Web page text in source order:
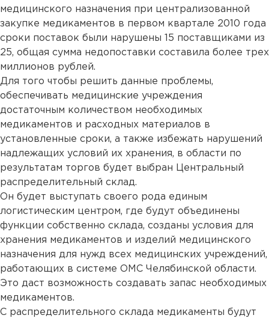
медицинского назначения при централизованной
закупке медикаментов в первом квартале 2010 года
сроки поставок были нарушены 15 поставщиками из
25, общая сумма недопоставки составила более трех
миллионов рублей.
Для того чтобы решить данные проблемы,
обеспечивать медицинские учреждения
достаточным количеством необходимых
медикаментов и расходных материалов в
установленные сроки, а также избежать нарушений
надлежащих условий их хранения, в области по
результатам торгов будет выбран Центральный
распределительный склад.
Он будет выступать своего рода единым
логистическим центром, где будут объединены
функции собственно склада, созданы условия для
хранения медикаментов и изделий медицинского
назначения для нужд всех медицинских учреждений,
работающих в системе ОМС Челябинской области.
Это даст возможность создавать запас необходимых
медикаментов.
С распределительного склада медикаменты будут